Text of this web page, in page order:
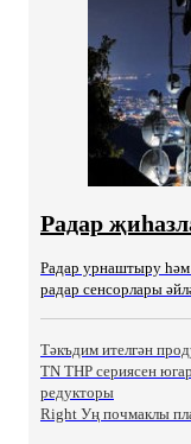
Радар
Радар урнаштыру
радар сенсорлары
Тәкъдим ителгән
TN ТНР сериясен
редукторы
Right Уң почмаклы